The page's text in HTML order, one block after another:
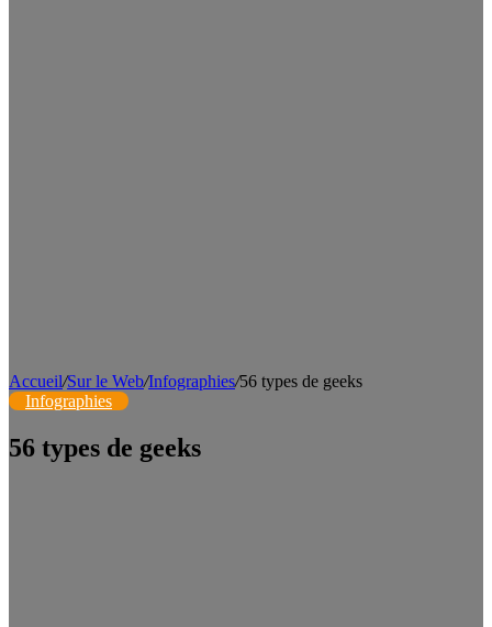
Accueil/Sur le Web/Infographies/56 types de geeks
Infographies
56 types de geeks